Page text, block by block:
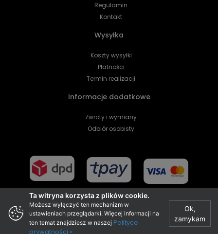
Regulamin
Kontakt
Wysyłka
Koszty wysyłki
Płatności
Termin realizacji
Informacje dodatkowe
Zwroty i wymiany
Odbiór osobisty
Projekt i realizacja
Ta witryna korzysta z plików cookie.
Możesz wyłączyć ten mechanizm w
ustawieniach przeglądarki. Więcej informacji na
ten temat znajdziesz w naszej Polityce
prywatności »
Ok,
zamykam